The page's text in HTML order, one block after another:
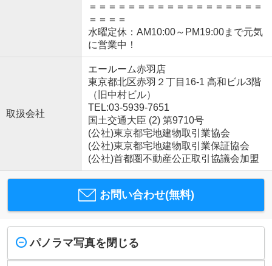
＝＝＝＝＝＝＝＝＝＝＝＝＝＝＝＝＝＝
＝＝＝＝
水曜定休：AM10:00～PM19:00まで元気
に営業中！
取扱会社
エールーム赤羽店
東京都北区赤羽２丁目16-1 高和ビル3階
（旧中村ビル）
TEL:03-5939-7651
国土交通大臣 (2) 第9710号
(公社)東京都宅地建物取引業協会
(公社)東京都宅地建物取引業保証協会
(公社)首都圏不動産公正取引協議会加盟
お問い合わせ(無料)
パノラマ写真を閉じる